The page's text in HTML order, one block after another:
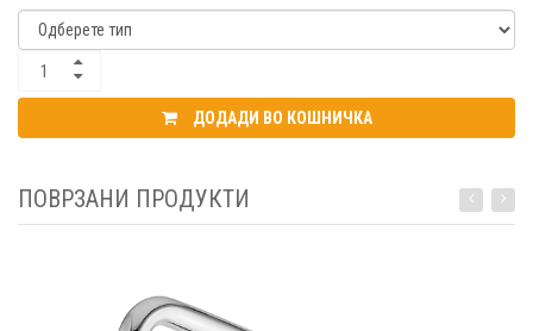
ДОДАДИ ВО КОШНИЧКА
ПОВРЗАНИ ПРОДУКТИ